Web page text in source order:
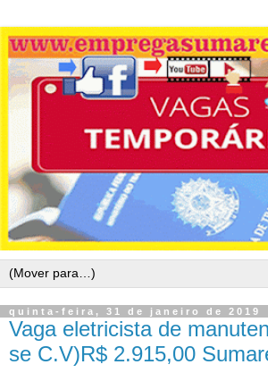
quinta-feira, 31 de janeiro de 2019
Vaga eletricista de
se C.V)R$ 2.915,00